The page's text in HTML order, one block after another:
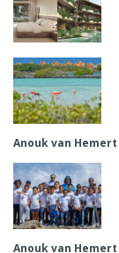
Anouk van Hemert
Anouk van Hemert